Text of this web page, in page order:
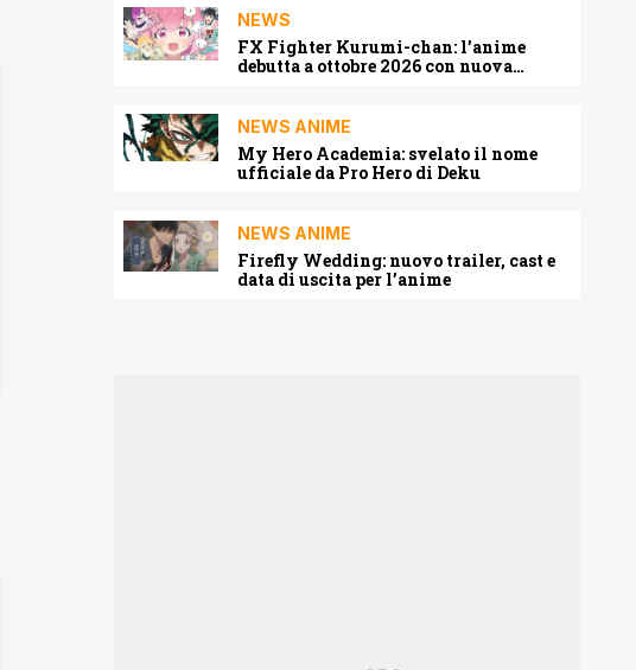
NEWS
FX Fighter Kurumi-chan: l’anime
debutta a ottobre 2026 con nuova
NEWS ANIME
My Hero Academia: svelato il nome
ufficiale da Pro Hero di Deku
NEWS ANIME
Firefly Wedding: nuovo trailer, cast e
data di uscita per l’anime